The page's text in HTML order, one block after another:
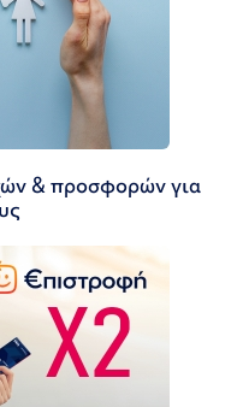
& προσφορών για